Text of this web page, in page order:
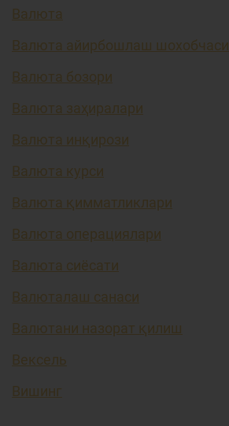
Валюта
Валюта айирбошлаш шохобчаси
Валюта бозори
Валюта заҳиралари
Валюта инқирози
Валюта курси
Валюта қимматликлари
Валюта операциялари
Валюта сиёсати
Валюталаш санаси
Валютани назорат қилиш
Вексель
Вишинг